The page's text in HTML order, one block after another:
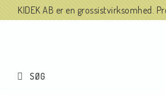
KIDEK AB er en grossistvirksomhed.
SØG